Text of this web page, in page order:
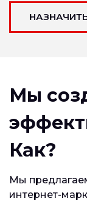
Мы
Как?
Мы
интернет-